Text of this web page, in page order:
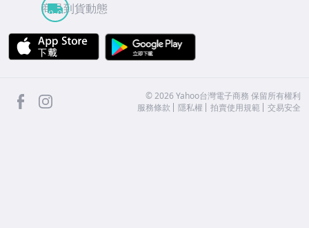
商品到貨動態
APP Store
facebook ©2026 Yahoo台灣電子商務 保留所有權利
服務條款
隱私權 拍賣使用規範 交易安全